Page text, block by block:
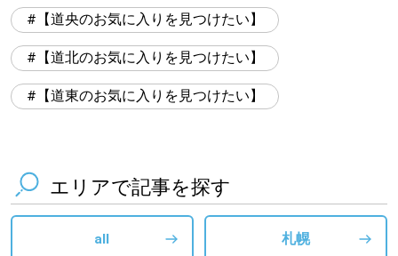
【道央のお気に入りを見つけたい】
【道北のお気に入りを見つけたい】
【道東のお気に入りを見つけたい】
エリアで記事を探す
all 札幌